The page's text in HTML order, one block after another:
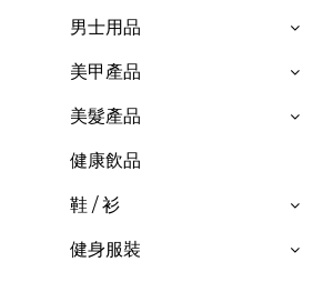
男士用品
美甲產品
美髮產品
健康飲品
鞋 / 衫
健身服裝